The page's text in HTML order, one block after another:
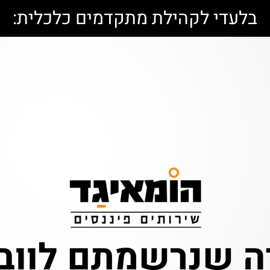
בלעדי לקהילת מתקדמים כלכלית:
שנרשמתם